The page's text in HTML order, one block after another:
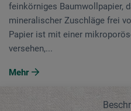
feinkörniges Baumwollpapier,
mineralischer Zuschläge frei
Papier ist mit einer
versehen,...
Mehr